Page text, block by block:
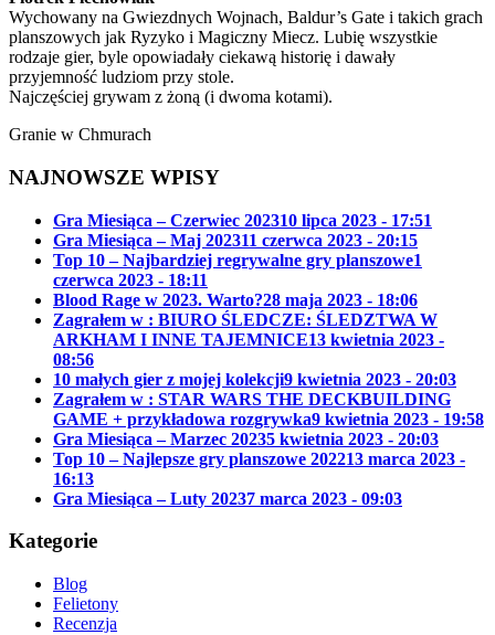
Wychowany na Gwiezdnych Wojnach, Baldur’s Gate i takich grach
planszowych jak Ryzyko i Magiczny Miecz. Lubię wszystkie
rodzaje gier, byle opowiadały ciekawą historię i dawały
przyjemność ludziom przy stole.
Najczęściej grywam z żoną (i dwoma kotami).
Granie w Chmurach
NAJNOWSZE WPISY
Gra Miesiąca – Czerwiec 202310 lipca 2023 - 17:51
Gra Miesiąca – Maj 202311 czerwca 2023 - 20:15
Top 10 – Najbardziej regrywalne gry planszowe1
czerwca 2023 - 18:11
Blood Rage w 2023. Warto?28 maja 2023 - 18:06
Zagrałem w : BIURO ŚLEDCZE: ŚLEDZTWA W
ARKHAM I INNE TAJEMNICE13 kwietnia 2023 -
08:56
10 małych gier z mojej kolekcji9 kwietnia 2023 - 20:03
Zagrałem w : STAR WARS THE DECKBUILDING
GAME + przykładowa rozgrywka9 kwietnia 2023 - 19:58
Gra Miesiąca – Marzec 20235 kwietnia 2023 - 20:03
Top 10 – Najlepsze gry planszowe 202213 marca 2023 -
16:13
Gra Miesiąca – Luty 20237 marca 2023 - 09:03
Kategorie
Blog
Felietony
Recenzja